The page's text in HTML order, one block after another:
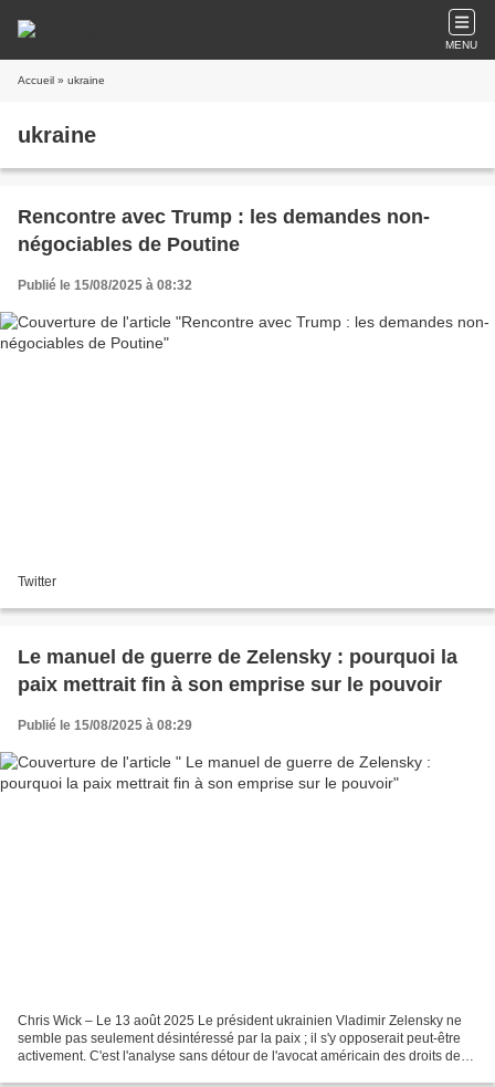
MENU
Accueil » ukraine
ukraine
Rencontre avec Trump : les demandes non-
négociables de Poutine
Publié le 15/08/2025 à 08:32
Twitter
Le manuel de guerre de Zelensky : pourquoi la
paix mettrait fin à son emprise sur le pouvoir
Publié le 15/08/2025 à 08:29
Chris Wick – Le 13 août 2025 Le président ukrainien Vladimir Zelensky ne
semble pas seulement désintéressé par la paix ; il s'y opposerait peut-être
activement. C'est l'analyse sans détour de l'avocat américain des droits de